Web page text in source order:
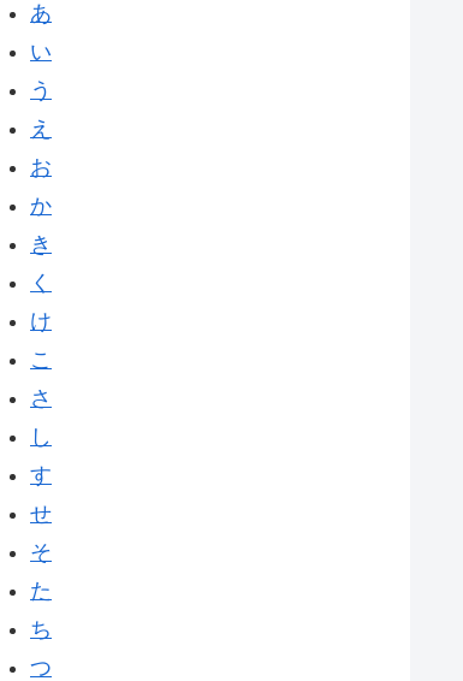
あ
い
う
え
お
か
き
く
け
こ
さ
し
す
せ
そ
た
ち
つ